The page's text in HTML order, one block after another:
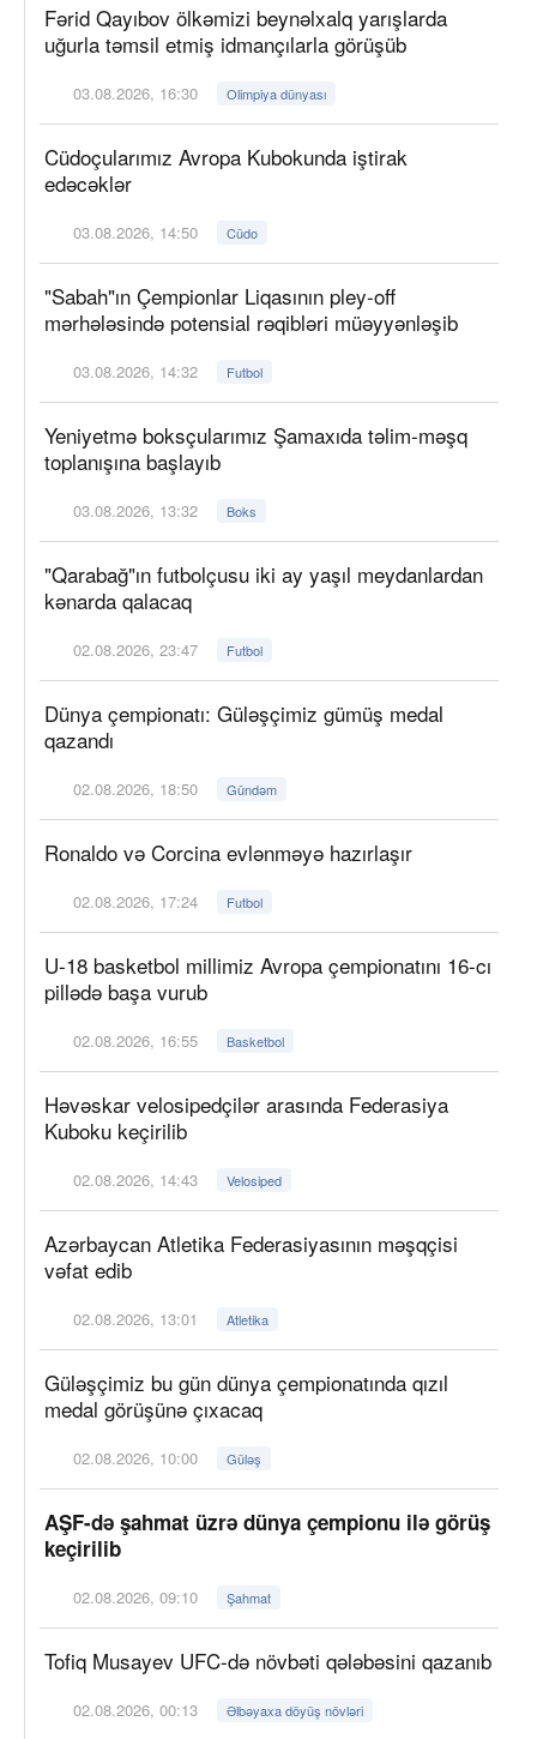
Fərid Qayıbov ölkəmizi beynəlxalq yarışlarda
uğurla təmsil etmiş idmançılarla görüşüb
03.08.2026, 16:30 Olimpiya dünyası
Cüdoçularımız Avropa Kubokunda iştirak
edəcəklər
03.08.2026, 14:50 Cüdo
"Sabah"ın Çempionlar Liqasının pley-off
mərhələsində potensial rəqibləri müəyyənləşib
03.08.2026, 14:32 Futbol
Yeniyetmə boksçularımız Şamaxıda təlim-məşq
toplanışına başlayıb
03.08.2026, 13:32 Boks
"Qarabağ"ın futbolçusu iki ay yaşıl meydanlardan
kənarda qalacaq
02.08.2026, 23:47 Futbol
Dünya çempionatı: Güləşçimiz gümüş medal
qazandı
02.08.2026, 18:50 Gündəm
Ronaldo və Corcina evlənməyə hazırlaşır
02.08.2026, 17:24 Futbol
U-18 basketbol millimiz Avropa çempionatını 16-cı
pillədə başa vurub
02.08.2026, 16:55 Basketbol
Həvəskar velosipedçilər arasında Federasiya
Kuboku keçirilib
02.08.2026, 14:43 Velosiped
Azərbaycan Atletika Federasiyasının məşqçisi
vəfat edib
02.08.2026, 13:01 Atletika
Güləşçimiz bu gün dünya çempionatında qızıl
medal görüşünə çıxacaq
02.08.2026, 10:00 Güləş
AŞF-də şahmat üzrə dünya çempionu ilə görüş
keçirilib
02.08.2026, 09:10 Şahmat
Tofiq Musayev UFC-də növbəti qələbəsini qazanıb
02.08.2026, 00:13 Əlbəyaxa döyüş növləri